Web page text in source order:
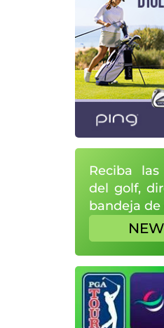
Reciba
del golf,
bandeja de